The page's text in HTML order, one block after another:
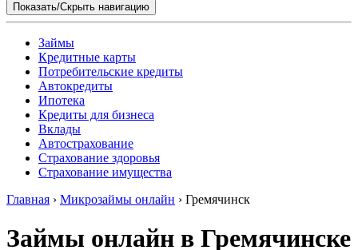
Показать/Скрыть навигацию
Займы
Кредитные карты
Потребительские кредиты
Автокредиты
Ипотека
Кредиты для бизнеса
Вклады
Автострахование
Страхование здоровья
Страхование имущества
Главная › Микрозаймы онлайн › Гремячинск
Займы онлайн в Гремячинске